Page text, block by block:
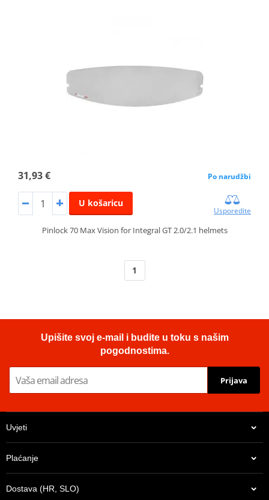
31,93 € Po narudžbi
U košaricu
Usporedite
Pinlock 70 Max Vision for Integral GT 2.0/2.1 helmets
1
Upišite svoj e-mail i budite u toku s našim
pogodnostima.
Prijava
Uvjeti
Plaćanje
Dostava (HR, SLO)